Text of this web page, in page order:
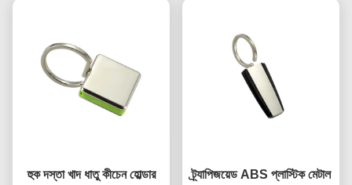
হুক দস্তা খাদ ধাতু কীচেন হোল্ডার
ট্র্যাপিজয়েড ABS প্লাস্টিক মেটাল